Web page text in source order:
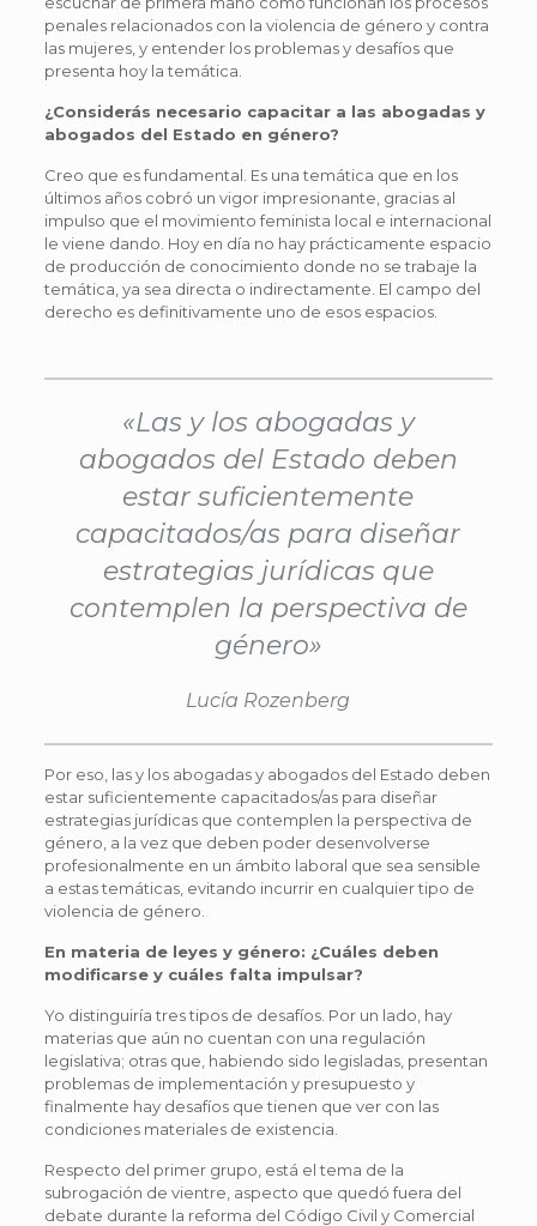
penales relacionados con la violencia de género y contra
las mujeres, y entender los problemas y desafíos que
presenta hoy la temática.
¿Considerás necesario capacitar a las abogadas y
abogados del Estado en género?
Creo que es fundamental. Es una temática que en los
últimos años cobró un vigor impresionante, gracias al
impulso que el movimiento feminista local e internacional
le viene dando. Hoy en día no hay prácticamente espacio
de producción de conocimiento donde no se trabaje la
temática, ya sea directa o indirectamente. El campo del
derecho es definitivamente uno de esos espacios.
«Las y los abogadas y
abogados del Estado deben
estar suficientemente
capacitados/as para diseñar
estrategias jurídicas que
contemplen la perspectiva de
género»
Lucía Rozenberg
Por eso, las y los abogadas y abogados del Estado deben
estar suficientemente capacitados/as para diseñar
estrategias jurídicas que contemplen la perspectiva de
género, a la vez que deben poder desenvolverse
profesionalmente en un ámbito laboral que sea sensible
a estas temáticas, evitando incurrir en cualquier tipo de
violencia de género.
En materia de leyes y género: ¿Cuáles deben
modificarse y cuáles falta impulsar?
Yo distinguiría tres tipos de desafíos. Por un lado, hay
materias que aún no cuentan con una regulación
legislativa; otras que, habiendo sido legisladas, presentan
problemas de implementación y presupuesto y
finalmente hay desafíos que tienen que ver con las
condiciones materiales de existencia.
Respecto del primer grupo, está el tema de la
subrogación de vientre, aspecto que quedó fuera del
debate durante la reforma del Código Civil y Comercial